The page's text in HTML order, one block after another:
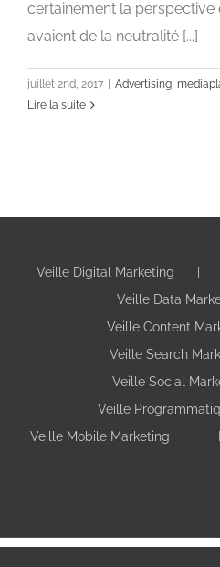
Advertising
certainement la perspective
avaient de la neutralité [...]
juillet 2nd, 2017 Advertising,
Lire la suite
Veille Digital Marketing
Veille Data
Veille Content
Veille Search
Veille Social
Veille
Veille Mobile Marketing